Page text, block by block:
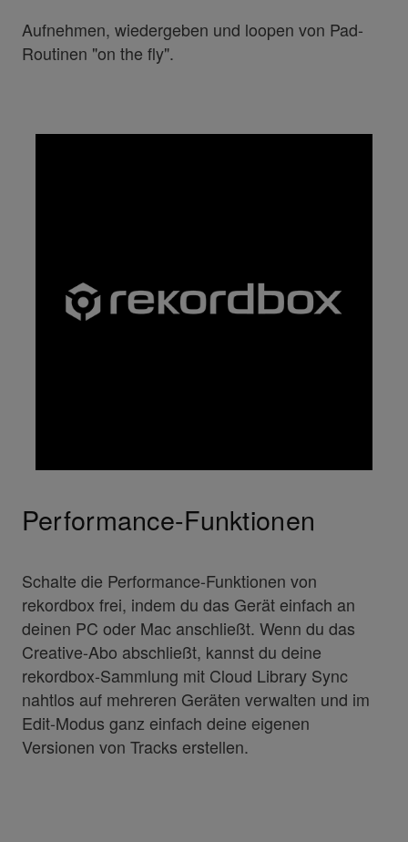
Aufnehmen, wiedergeben und loopen von Pad-
Routinen "on the fly".
Performance-Funktionen
Schalte die Performance-Funktionen von
rekordbox frei, indem du das Gerät einfach an
deinen PC oder Mac anschließt. Wenn du das
Creative-Abo abschließt, kannst du deine
rekordbox-Sammlung mit Cloud Library Sync
nahtlos auf mehreren Geräten verwalten und im
Edit-Modus ganz einfach deine eigenen
Versionen von Tracks erstellen.